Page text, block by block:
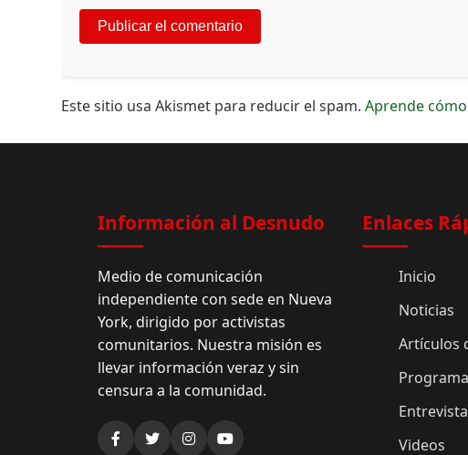
Este sitio usa Akismet para reducir el spam.Aprende
Información al Desnudo
Medio de comunicación
independiente con sede en Nueva
York, dirigido por activistas
comunitarios. Nuestra misión es
llevar información veraz y sin
censura a la comunidad.
Enlaces
Inicio
Noticias
Artículos
Videos